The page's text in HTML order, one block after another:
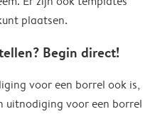
plaatsen.
Begin direct!
voor een borrel ook is,
uitnodiging voor een borrel